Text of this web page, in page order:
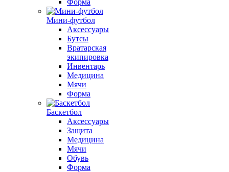
Форма
Мини-футбол
Аксессуары
Бутсы
Вратарская
экипировка
Инвентарь
Медицина
Мячи
Форма
Баскетбол
Аксессуары
Защита
Медицина
Мячи
Обувь
Форма